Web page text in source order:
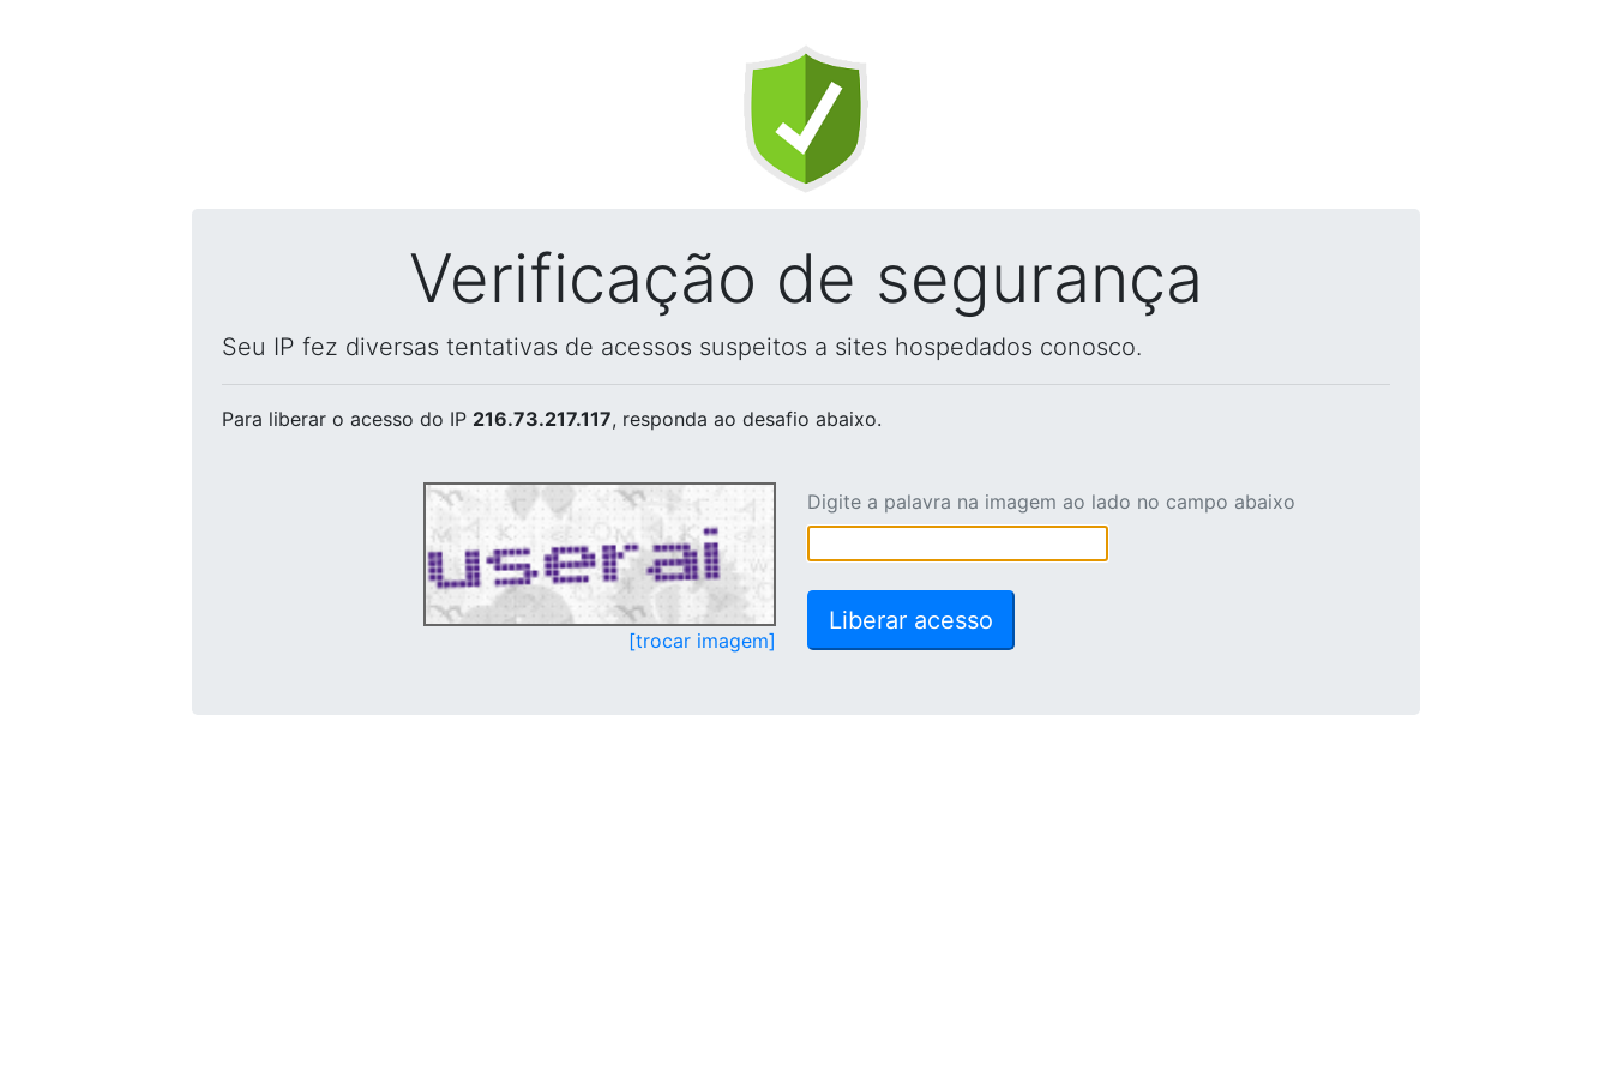
Verificação de segurança
Seu IP fez diversas tentativas de acessos suspeitos a sites hospedados conosco.
Para liberar o acesso do IP 216.73.217.117, responda ao desafio abaixo.
[trocar imagem]
Digite a palavra na imagem ao lado no campo abaixo